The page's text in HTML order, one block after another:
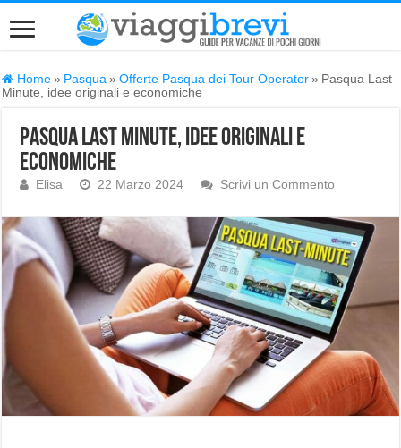
Home » Pasqua » Offerte Pasqua dei Tour Operator » Pasqua Last
Minute, idee originali e economiche
Pasqua Last Minute, idee originali e
economiche
Elisa 22 Marzo 2024 Scrivi un Commento